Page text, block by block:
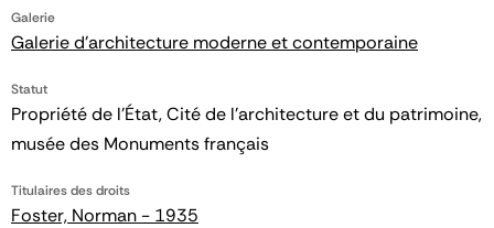
Galerie
Galerie d'architecture moderne et contemporaine
Statut
Propriété de l’État, Cité de l’architecture et du patrimoine,
musée des Monuments français
Titulaires des droits
Foster, Norman - 1935